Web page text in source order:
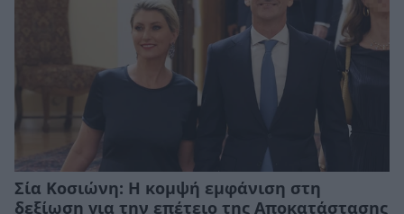
Σία Κοσιώνη: Η κομψή εμφάνιση στη
δεξίωση για την επέτειο της Αποκατάστασης